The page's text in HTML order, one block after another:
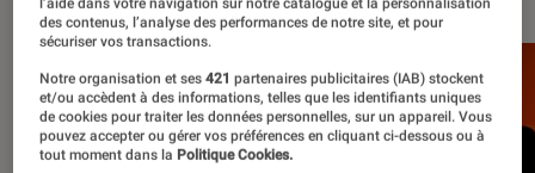
l’aide dans votre navigation sur notre catalogue et la personnalisation
des contenus, l’analyse des performances de notre site, et pour
sécuriser vos transactions.
Notre organisation et ses421 partenaires publicitaires (IAB) stockent
et/ou accèdent à des informations, telles que les identifiants uniques
de cookies pour traiter les données personnelles, sur un appareil. Vous
pouvez accepter ou gérer vos préférences en cliquant ci-dessous ou à
tout moment dans la Politique Cookies.